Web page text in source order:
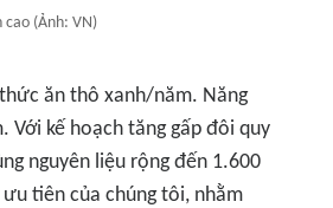
(Ảnh: VN)
ăn thô xanh/năm. Năng
Với kế hoạch tăng gấp đôi quy
nguyên liệu rộng đến 1.600
tiên của chúng tôi, nhằm